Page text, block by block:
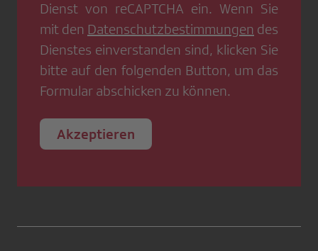
Dienst von reCAPTCHA ein. Wenn Sie
mit den Datenschutzbestimmungen des
Dienstes einverstanden sind, klicken Sie
bitte auf den folgenden Button, um das
Formular abschicken zu können.
Akzeptieren